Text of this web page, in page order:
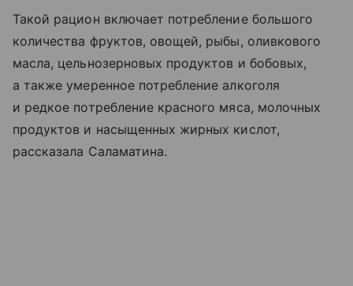
Такой рацион включает потребление большого
количества фруктов, овощей, рыбы, оливкового
масла, цельнозерновых продуктов и бобовых,
а также умеренное потребление алкоголя
и редкое потребление красного мяса, молочных
продуктов и насыщенных жирных кислот,
рассказала Саламатина.